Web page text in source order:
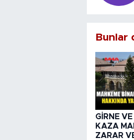
Bunlar
GİRNE
KAZA
ZARAR